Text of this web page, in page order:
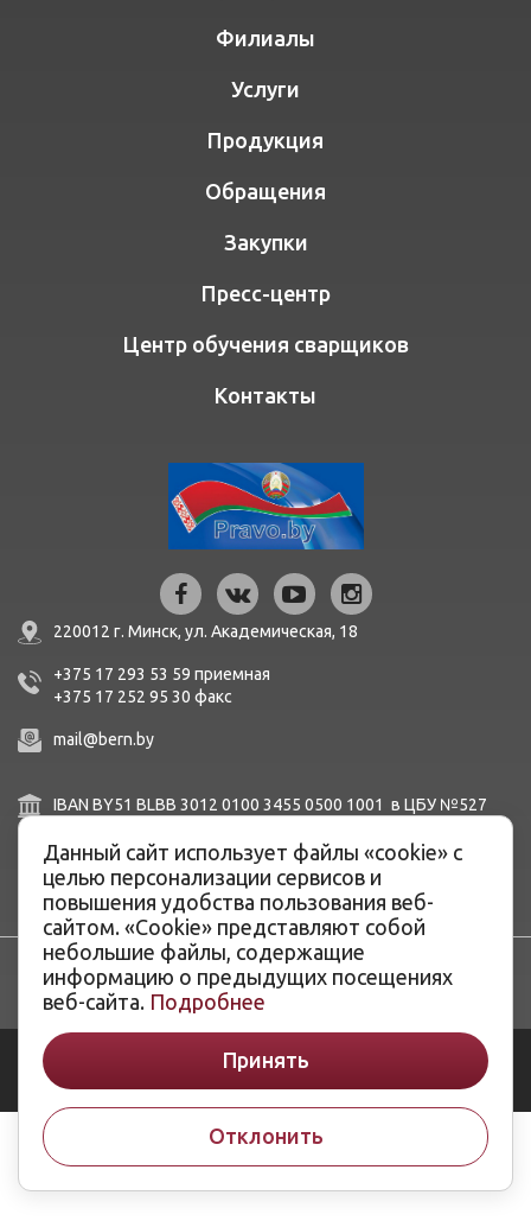
Филиалы
Услуги
Продукция
Обращения
Закупки
Пресс-центр
Центр обучения сварщиков
Контакты
220012 г. Минск, ул. Академическая, 18
+375 17 293 53 59 приемная
+375 17 252 95 30 факc
mail@bern.by
IBAN BY51 BLBB 3012 0100 3455 0500 1001 в ЦБУ №527
8Н,
BIC BLBBBY2X
© ОАО «Белэнергоремналадка», 2026
Данный сайт использует файлы «cookie» с
целью персонализации сервисов и
повышения удобства пользования веб-
сайтом. «Cookie» представляют собой
небольшие файлы, содержащие
информацию о предыдущих посещениях
веб-сайта. Подробнее
Принять
Отклонить